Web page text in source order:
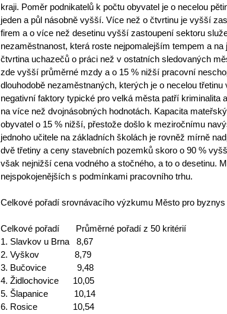
kraji. Poměr podnikatelů k počtu obyvatel je o necelou
jeden a půl násobně vyšší. Více než o čtvrtinu je vyšší
firem a o více než desetinu vyšší zastoupení sektoru
nezaměstnanost, která roste nejpomalejším tempem a
čtvrtina uchazečů o práci než v ostatních sledovaných
zde vyšší průměrné mzdy a o 15 % nižší pracovní
dlouhodobě nezaměstnaných, kterých je o necelou
negativní faktory typické pro velká města patří kriminalita
na více než dvojnásobných hodnotách. Kapacita
obyvatel o 15 % nižší, přestože došlo k meziročnímu
jednoho učitele na základních školách je rovněž mírně
dvě třetiny a ceny stavebních pozemků skoro o 90 %
však nejnižší cena vodného a stočného, a to o desetinu.
nejspokojenějších s podmínkami pracovního trhu.
Celkové pořadí srovnávacího výzkumu Město pro
Celkové pořadí Průměrné pořadí z 50 kritérií
1. Slavkov u Brna 8,67
2. Vyškov 8,79
3. Bučovice 9,48
4. Židlochovice 10,05
5. Šlapanice 10,14
6. Rosice 10,54